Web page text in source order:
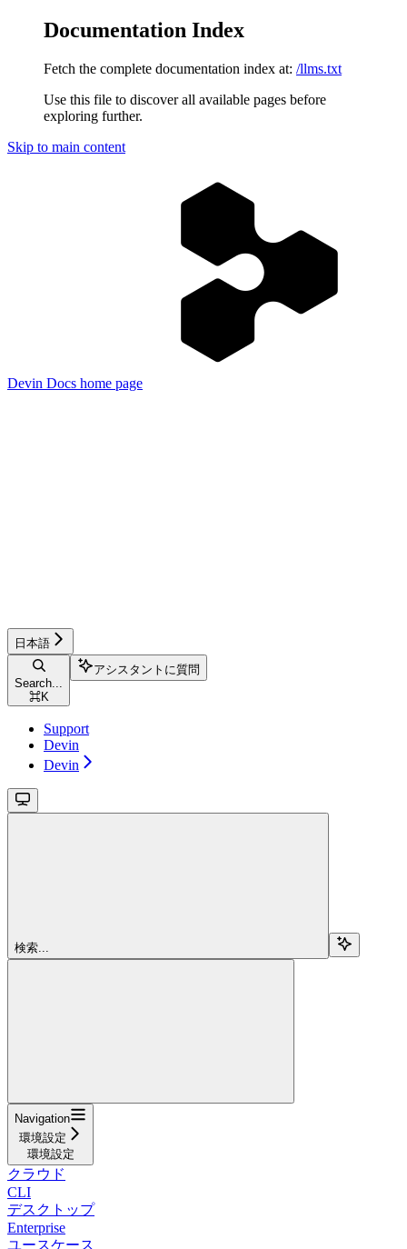
Documentation Index
Fetch the complete documentation index at: /llms.txt
Use this file to discover all available pages before
exploring further.
Skip to main content
Devin Docs home page
日本語
Search...
⌘K
アシスタントに質問
Support
Devin
Devin
検索...
Navigation
環境設定
環境設定
クラウド
CLI
デスクトップ
Enterprise
ユースケース